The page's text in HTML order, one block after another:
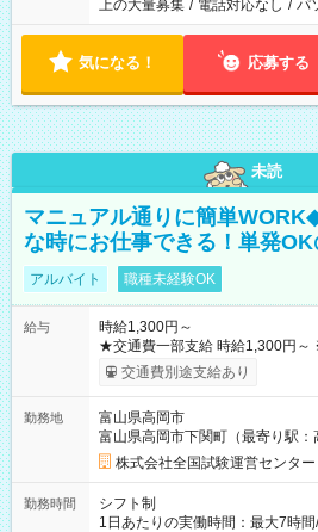
上の大量募集 / 電話対応なし / パ
気になる！ 応募する
未読
マニュアル通りに簡単
な時にお仕事できる！単発
アルバイト 職種未経験OK
給与
時給1,300円～
★交通費一部支給 時給1,300円～ ※試験・役割により手当あり
※勤務回数により昇給あり 【即
り！】 希望される場合、勤務か
例】 ・河合塾模擬試験 8:30～
×8時間＝日収10,400円＋交通費
円の場合あり ・国家試験 7:00～
円（役割手当＋100円）×6時間＝日収
間】試用期間なし
交通費別途支給あり
勤務地
富山県高岡市
富山県高岡市下関町（最寄り駅：
株式会社全国試験運営センター
勤務時間
シフト制
1日あたりの実働時間：最大7時